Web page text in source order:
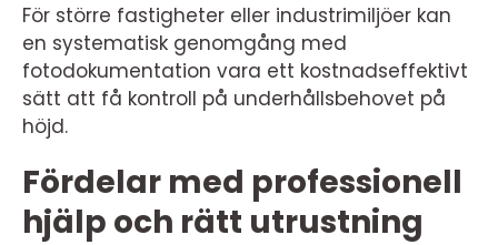
För större fastigheter eller industrimiljöer kan
en systematisk genomgång med
fotodokumentation vara ett kostnadseffektivt
sätt att få kontroll på underhållsbehovet på
höjd.
Fördelar med professionell
hjälp och rätt utrustning